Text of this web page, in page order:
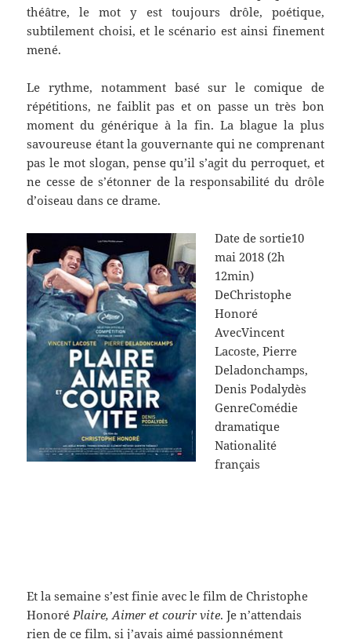
théâtre, le mot y est toujours drôle, poétique,
subtilement choisi, et le scénario est ainsi finement
mené.
Le rythme, notamment basé sur le comique de
répétitions, ne faiblit pas et on passe un très bon
moment du générique à la fin. La blague la plus
savoureuse étant la gouvernante qui ne comprenant
pas le mot slogan, pense qu’il s’agit du perroquet, et
ne cesse de s’étonner de la responsabilité du drôle
d’oiseau dans ce drame.
Date de sortie10
mai 2018 (2h
12min)
DeChristophe
Honoré
AvecVincent
Lacoste, Pierre
Deladonchamps,
Denis Podalydès
GenreComédie
dramatique
Nationalité
français
Et la semaine s’est finie avec le film de Christophe
Honoré Plaire, Aimer et courir vite. Je n’attendais
rien de ce film, si j’avais aimé passionnément